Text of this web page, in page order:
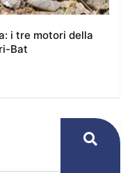
i tre motori della
Bat